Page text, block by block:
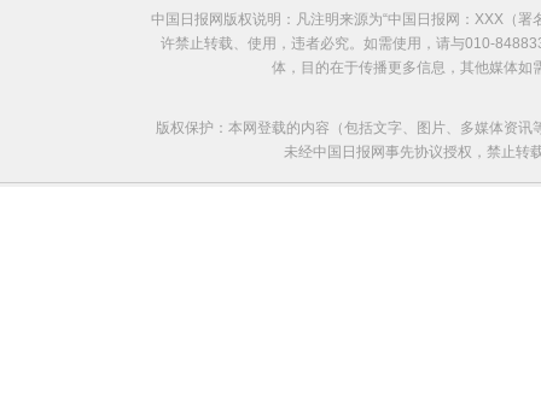
中国日报网版权说明：凡注明来源为“中国日报网：XXX（
许禁止转载、使用，违者必究。如需使用，请与010-
体，目的在于传播更多信息，其他媒体
版权保护：本网登载的内容（包括文字、图片、多媒体资
未经中国日报网事先协议授权，禁止转